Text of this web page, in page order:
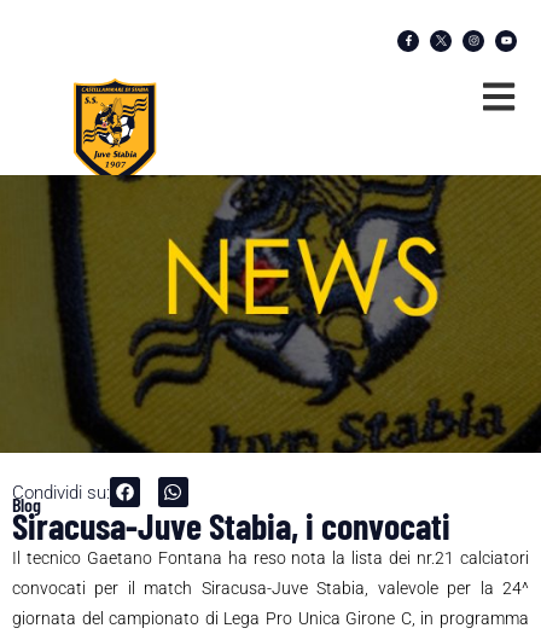
Condividi su:
Blog
Siracusa-Juve Stabia, i convocati
Il tecnico Gaetano Fontana ha reso nota la lista dei nr.21 calciatori
convocati per il match Siracusa-Juve Stabia, valevole per la 24^
giornata del campionato di Lega Pro Unica Girone C, in programma